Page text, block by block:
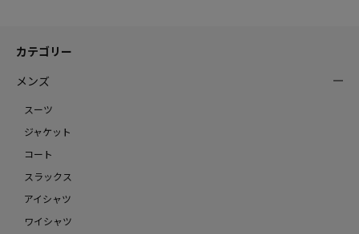
カテゴリー
メンズ
スーツ
ジャケット
コート
スラックス
アイシャツ
ワイシャツ